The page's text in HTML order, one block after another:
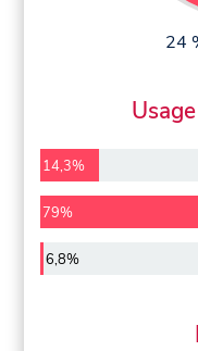
24
14,3%
79%
6,8%